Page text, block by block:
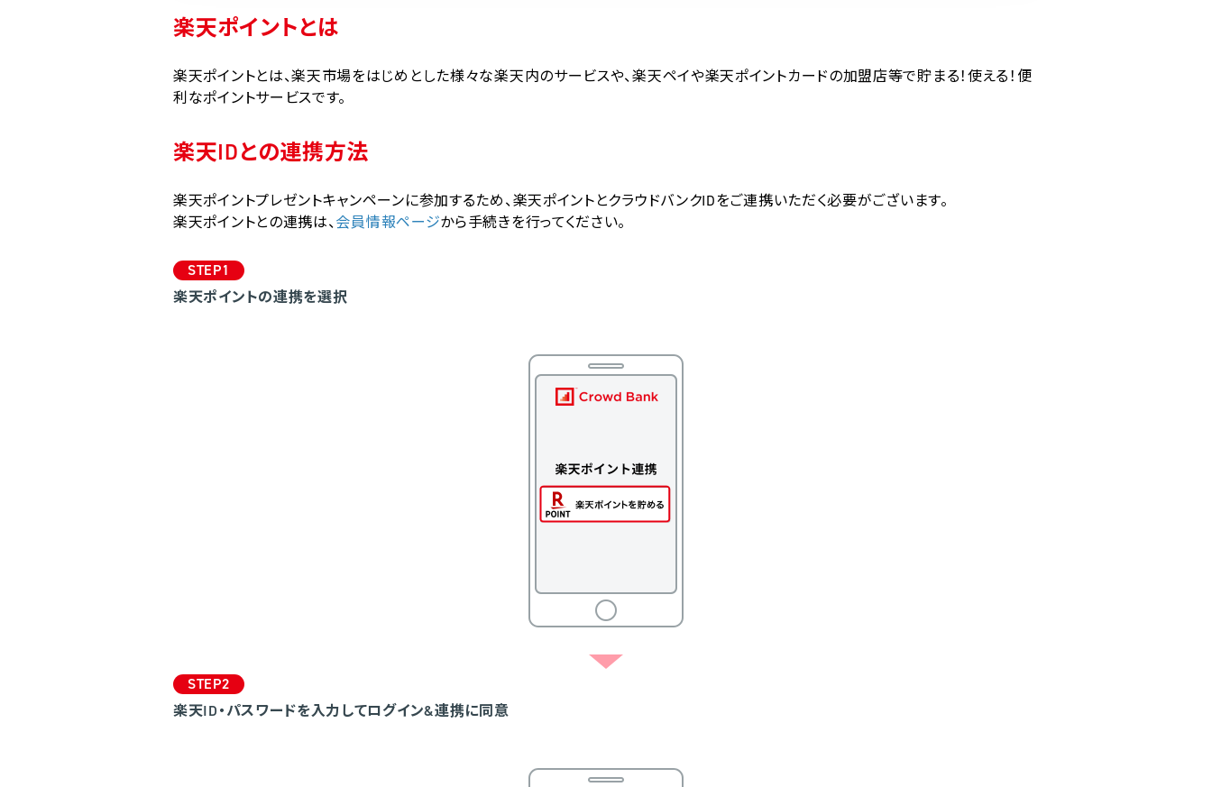
楽天ポイントとは
楽天ポイントとは、楽天市場をはじめとした様々な楽天内のサービスや、楽天ペイや楽天ポイントカードの加盟店等で貯まる！使える！便
利なポイントサービスです。
楽天IDとの連携方法
楽天ポイントプレゼントキャンペーンに参加するため、楽天ポイントとクラウドバンクIDをご連携いただく必要がございます。
楽天ポイントとの連携は、会員情報ページから手続きを行ってください。
STEP1
楽天ポイントの連携を選択
STEP2
楽天ID・パスワードを入力してログイン&連携に同意